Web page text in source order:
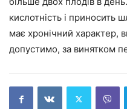
кислотність і приносить
має хронічний характер,
допустимо, за винятком